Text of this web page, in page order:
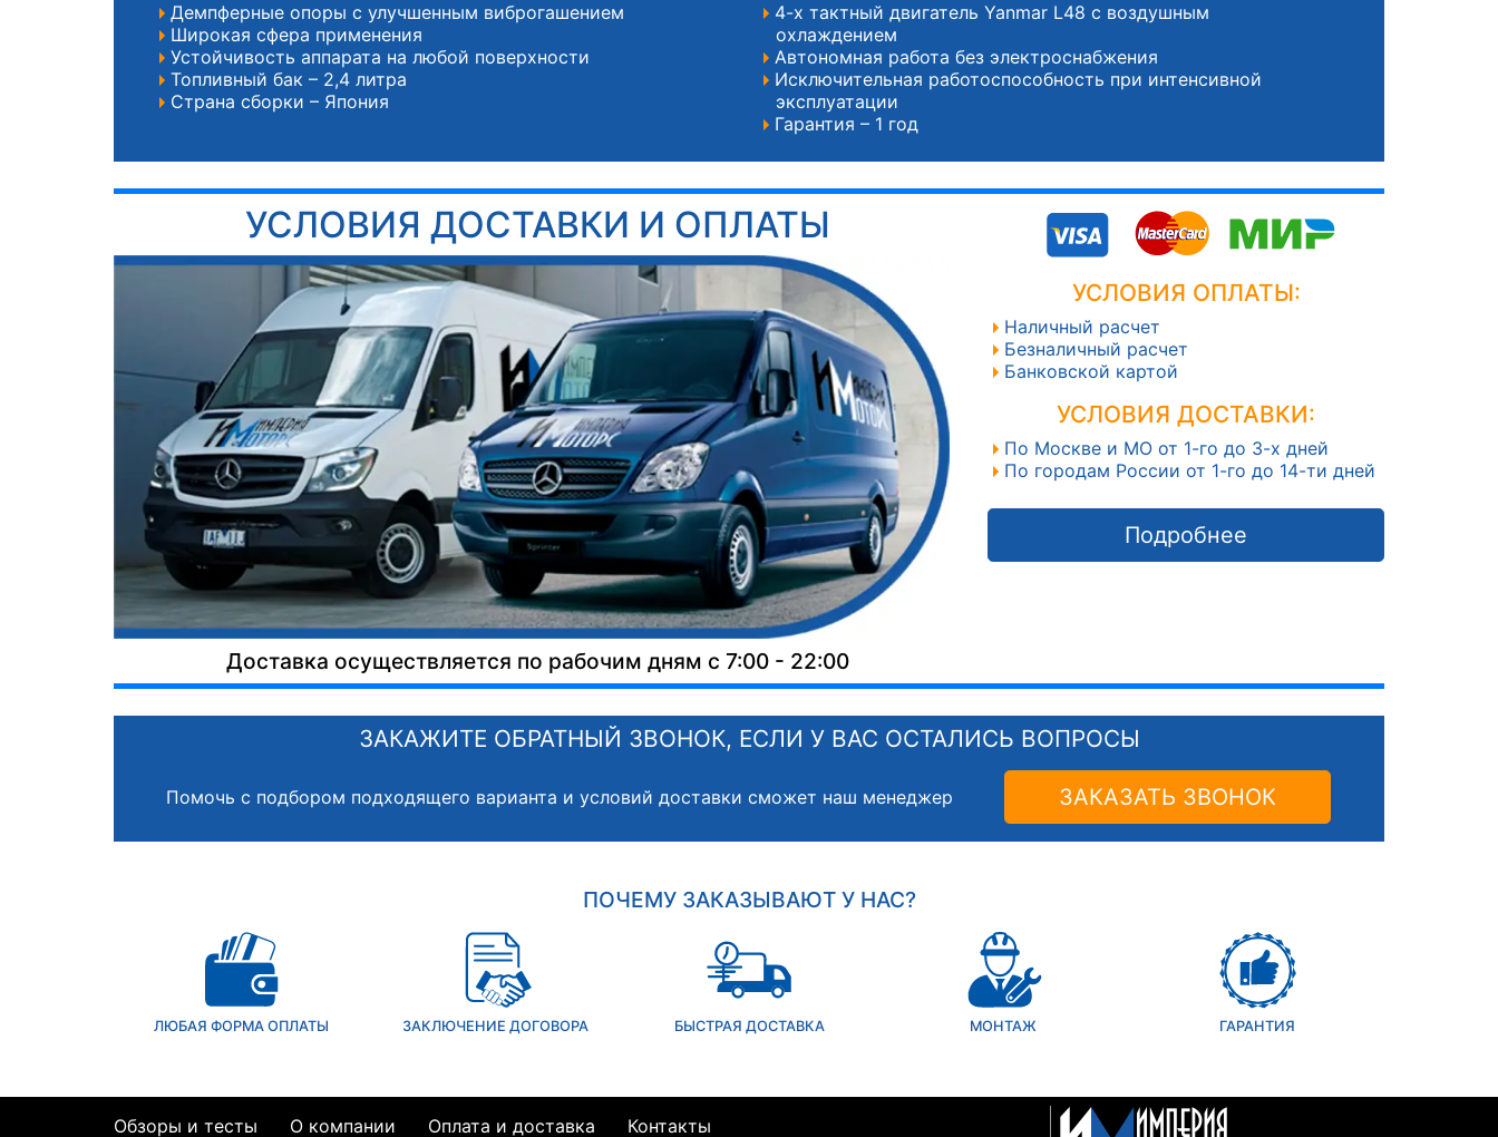
Демпферные опоры с улучшенным виброгашением
Широкая сфера применения
Устойчивость аппарата на любой поверхности
Топливный бак – 2,4 литра
Страна сборки – Япония
4-х тактный двигатель Yanmar L48 с воздушным
охлаждением
Автономная работа без электроснабжения
Исключительная работоспособность при интенсивной
эксплуатации
Гарантия – 1 год
УСЛОВИЯ ДОСТАВКИ И ОПЛАТЫ
Доставка осуществляется по рабочим дням с 7:00 - 22:00
УСЛОВИЯ ОПЛАТЫ:
Наличный расчет
Безналичный расчет
Банковской картой
УСЛОВИЯ ДОСТАВКИ:
По Москве и МО от 1-го до 3-х дней
По городам России от 1-го до 14-ти дней
Подробнее
ЗАКАЖИТЕ ОБРАТНЫЙ ЗВОНОК, ЕСЛИ У ВАС ОСТАЛИСЬ ВОПРОСЫ
Помочь с подбором подходящего варианта и условий доставки сможет наш менеджер ЗАКАЗАТЬ ЗВОНОК
ПОЧЕМУ ЗАКАЗЫВАЮТ У НАС?
ЛЮБАЯ ФОРМА ОПЛАТЫ ЗАКЛЮЧЕНИЕ ДОГОВОРА БЫСТРАЯ ДОСТАВКА МОНТАЖ ГАРАНТИЯ
Обзоры и тесты О компании Оплата и доставка Контакты